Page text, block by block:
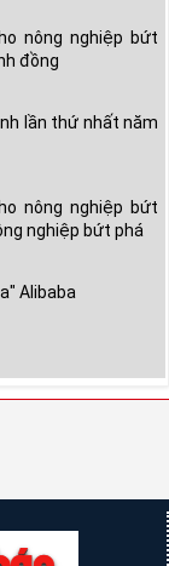
nông nghiệp bứt
đồng
lần thứ nhất năm
nông nghiệp bứt
nghiệp bứt phá
Alibaba